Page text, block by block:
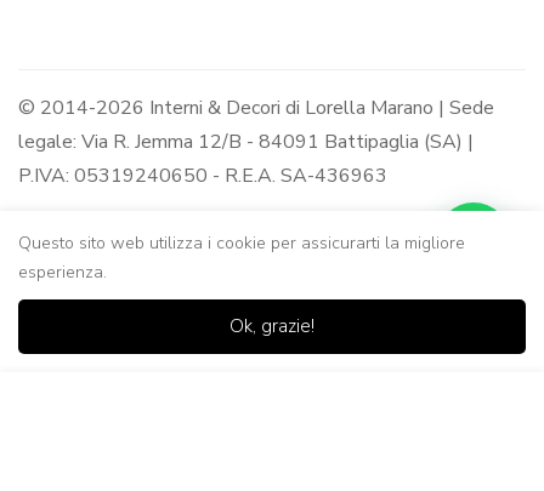
© 2014-2026 Interni & Decori di Lorella Marano | Sede
legale: Via R. Jemma 12/B - 84091 Battipaglia (SA) |
P.IVA: 05319240650 - R.E.A. SA-436963
Questo sito web utilizza i cookie per assicurarti la migliore
esperienza.
Ok, grazie!
Casa Negozio
0
Lista dei Carrello Ricerca